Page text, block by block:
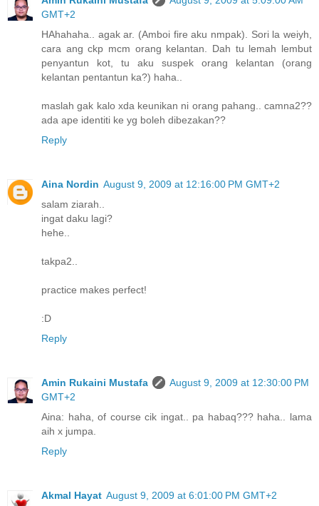
GMT+2
HAhahaha.. agak ar. (Amboi fire aku nmpak). Sori la weiyh,
cara ang ckp mcm orang kelantan. Dah tu lemah lembut
penyantun kot, tu aku suspek orang kelantan (orang
kelantan pentantun ka?) haha..
maslah gak kalo xda keunikan ni orang pahang.. camna2??
ada ape identiti ke yg boleh dibezakan??
Reply
Aina Nordin August 9, 2009 at 12:16:00 PM GMT+2
salam ziarah..
ingat daku lagi?
hehe..
takpa2..
practice makes perfect!
:D
Reply
Amin Rukaini Mustafa
August 9, 2009 at 12:30:00 PM
GMT+2
Aina: haha, of course cik ingat.. pa habaq??? haha.. lama
aih x jumpa.
Reply
Akmal Hayat August 9, 2009 at 6:01:00 PM GMT+2